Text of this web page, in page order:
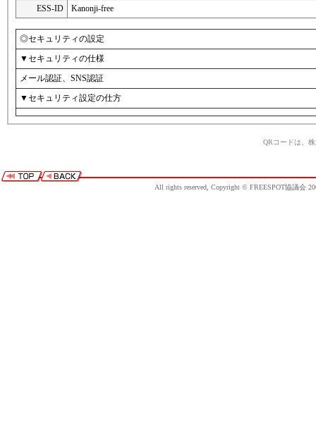
ESS-ID
Kanonji-free
◎セキュリティの設定
▼セキュリティの仕様
メール認証、SNS認証
▼セキュリティ設定の仕方
QRコードは、
All rights reserved, Copyright © FREESPOT協議会